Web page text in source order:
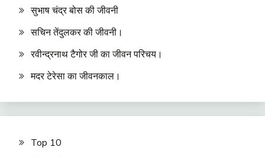
सुभाष चंद्र बोस की जीवनी
सचिन तेंदुलकर की जीवनी।
रवीन्द्रनाथ टैगोर जी का जीवन परिचय।
मदर टेरेसा का जीवनकाल।
Top 10